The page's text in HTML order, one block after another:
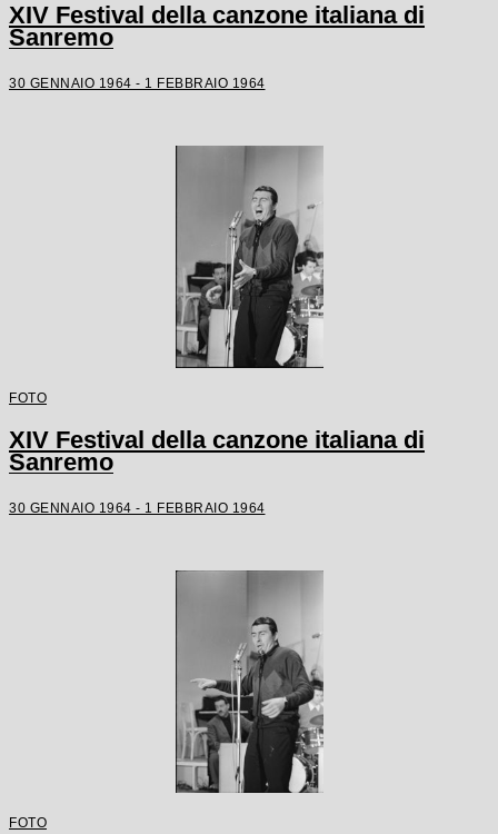
XIV Festival della canzone italiana di
Sanremo
30 GENNAIO 1964 - 1 FEBBRAIO 1964
FOTO
XIV Festival della canzone italiana di
Sanremo
30 GENNAIO 1964 - 1 FEBBRAIO 1964
FOTO